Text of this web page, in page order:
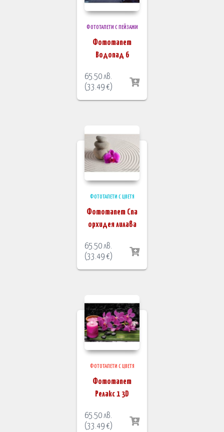
ФОТОТАПЕТИ С ПЕЙЗАЖИ
Фототапет
Водопад 6
65.50лв.
(33.49€)
ФОТОТАПЕТИ С ЦВЕТЯ
Фототапет Спа
орхидея лилава
65.50лв.
(33.49€)
ФОТОТАПЕТИ С ЦВЕТЯ
Фототапет
Релакс 1 3D
65.50лв.
(33.49€)